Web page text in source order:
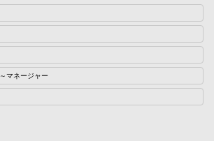
マネージャー